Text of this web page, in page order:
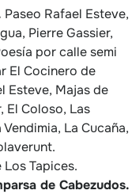
Paseo Rafael Esteve,
Pierre Gassier,
por calle semi
El Cocinero de
Esteve, Majas de
El Coloso, Las
La Cucaña,
Tapices.
de Cabezudos.